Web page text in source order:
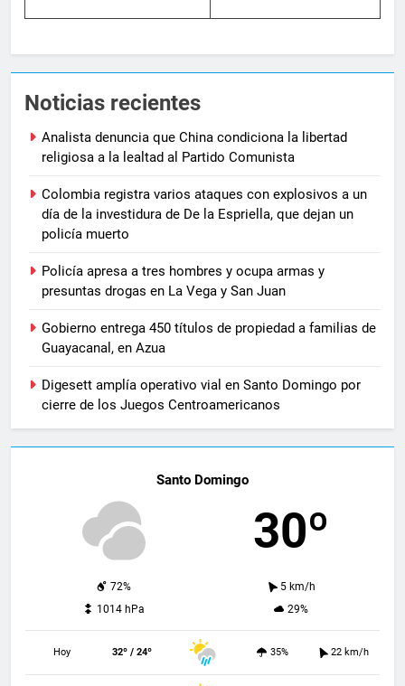
Noticias recientes
Analista denuncia que China condiciona la libertad
religiosa a la lealtad al Partido Comunista
Colombia registra varios ataques con explosivos a un
día de la investidura de De la Espriella, que dejan un
policía muerto
Policía apresa a tres hombres y ocupa armas y
presuntas drogas en La Vega y San Juan
Gobierno entrega 450 títulos de propiedad a familias de
Guayacanal, en Azua
Digesett amplía operativo vial en Santo Domingo por
cierre de los Juegos Centroamericanos
Santo Domingo
30º
72%
5 km/h
1014 hPa
29%
Hoy 32º / 24º 35% 22 km/h